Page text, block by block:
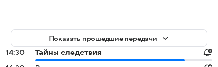
Показать прошедшие передачи
14:30
Тайны следствия